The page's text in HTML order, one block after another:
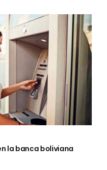
la banca boliviana